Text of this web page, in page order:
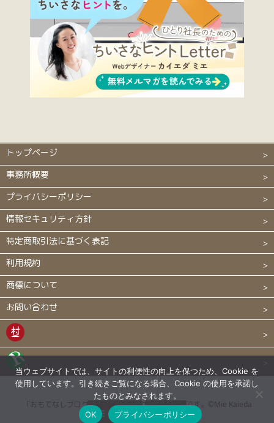
トップページ
事務所概要
プライバシーポリシー
情報セキュリティ方針
特定商取引法に基づく表記
利用規約
商標について
お問い合わせ
「おもてなしブログ」はカイエダ ミエの登録商標です。©Mie Kaieda
 メニュー  上へ
当ウェブサイトでは、サイトの利便性の向上を保つため、Cookie を
使用しています。引き続きご覧になる場合、Cookie の使用を承諾し
たものとみなされます。
OK
プライバシーポリシー